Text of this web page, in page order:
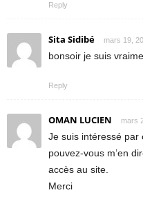
Reply
Sita Sidibé mars 19,
bonsoir je suis
Reply
OMAN LUCIEN mars
Je suis intéressé par
pouvez-vous m’en
accès au site.
Merci